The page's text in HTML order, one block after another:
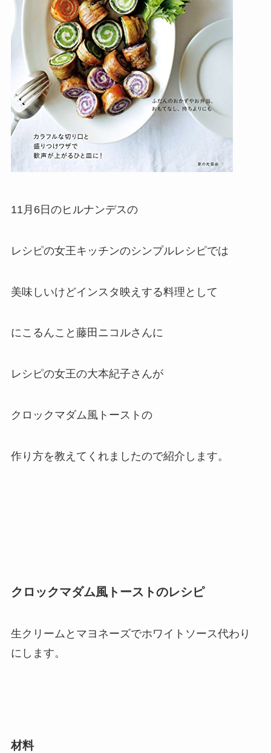
11月6日のヒルナンデスの
レシピの女王キッチンのシンプルレシピでは
美味しいけどインスタ映えする料理として
にこるんこと藤田ニコルさんに
レシピの女王の大本紀子さんが
クロックマダム風トーストの
作り方を教えてくれましたので紹介します。
クロックマダム風トーストのレシピ
生クリームとマヨネーズでホワイトソース代わり
にします。
材料